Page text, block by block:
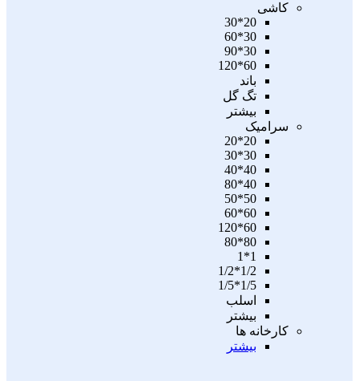
کاشی
20*30
30*60
30*90
60*120
باند
تگ گل
بیشتر
سرامیک
20*20
30*30
40*40
40*80
50*50
60*60
60*120
80*80
1*1
1/2*1/2
1/5*1/5
اسلب
بیشتر
کارخانه ها
بیشتر